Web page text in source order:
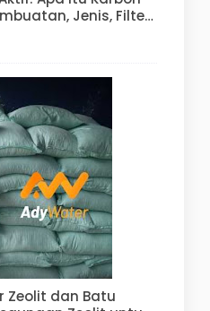
Jenis, Filter
Zeolit dan Batu